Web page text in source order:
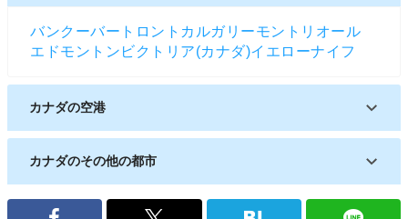
般的です。
バンクーバー トロント カルガリーモントリオール
エドモントン ビクトリア(カナダ)イエローナイフ
カナダの空港
ウィニペグ国際空港
カナダのその他の都市
プリンスジョージメディシンハット サスカトゥーン